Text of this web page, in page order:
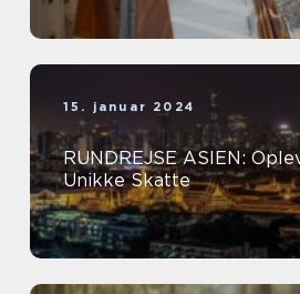
15. januar 2024
RUNDREJSE ASIEN:
Unikke Skatte